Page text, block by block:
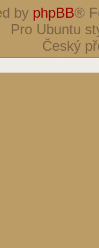
by phpBB®
Pro Ubuntu
Český